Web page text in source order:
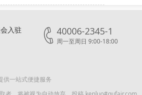
入驻 40006-2345-1
周一至周日 9:00-18:00
供一站式便捷服务